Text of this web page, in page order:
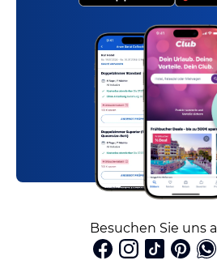
Besuchen Sie uns